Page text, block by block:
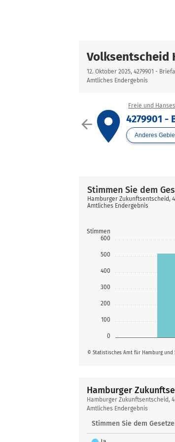
Volksentscheid
12. Oktober 2025, 4279901 -
Amtliches Endergebnis
arrow_backplace
Freie und
4279901 -
Anderes
0
100
200
300
400
500
600
Stimmen
© Statistisches Amt für Hamburg und
Stimmen Sie dem
Hamburger Zukunftsentscheid,
Amtliches Endergebnis
Hamburger
Hamburger
Zukunftsentscheid
Hamburger Zukunftsentscheid,
Amtliches Endergebnis
Stimmen Sie dem